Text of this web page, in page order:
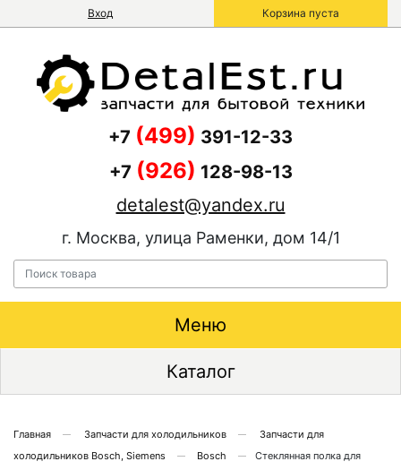
Вход Корзина пуста
+7 (499) 391-12-33
+7 (926) 128-98-13
detalest@yandex.ru
г. Москва, улица Раменки, дом 14/1
Меню
Каталог
Главная Запчасти для холодильников
Запчасти для
холодильников Bosch, Siemens
Bosch
Стеклянная полка для